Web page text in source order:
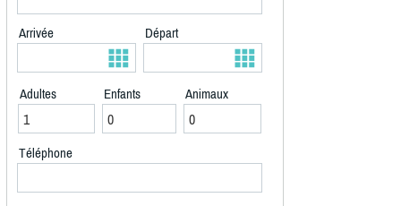
Arrivée Départ
Adultes Enfants Animaux
Téléphone